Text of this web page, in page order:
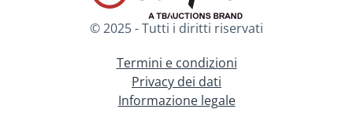
© 2025 - Tutti i diritti riservati
Termini e condizioni
Privacy dei dati
Informazione legale